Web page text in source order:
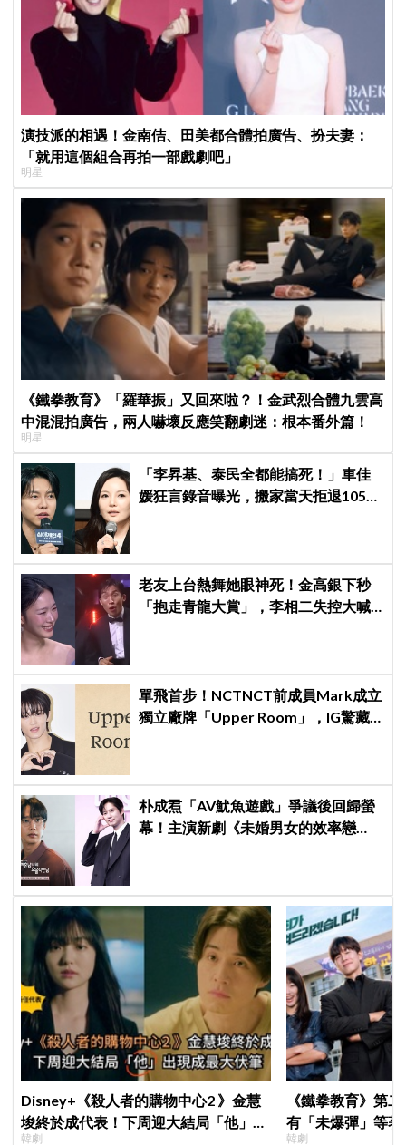
演技派的相遇！金南佶、田美都合體拍廣告、扮夫妻：
「就用這個組合再拍一部戲劇吧」
明星
《鐵拳教育》「羅華振」又回來啦？！金武烈合體九雲高
中混混拍廣告，兩人嚇壞反應笑翻劇迷：根本番外篇！
明星
「李昇基、泰民全都能搞死！」車佳
媛狂言錄音曝光，搬家當天拒退105億
老友上台熱舞她眼神死！金高銀下秒
「抱走青龍大賞」，李相二失控大喊
單飛首步！NCTNCT前成員Mark成立
獨立廠牌「Upper Room」，IG驚藏
朴成焄「AV魷魚遊戲」爭議後回歸螢
幕！主演新劇《未婚男女的效率戀
Disney+《殺人者的購物中心2 》金慧
埈終於成代表！下周迎大結局「他」出
韓劇
《鐵拳教育》第
有「未爆彈」等
韓劇